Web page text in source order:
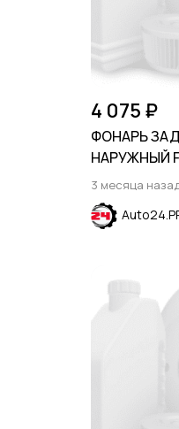
4 075 ₽
ФОНАРЬ
НАРУЖНЫЙ
2013-2023
3 месяца